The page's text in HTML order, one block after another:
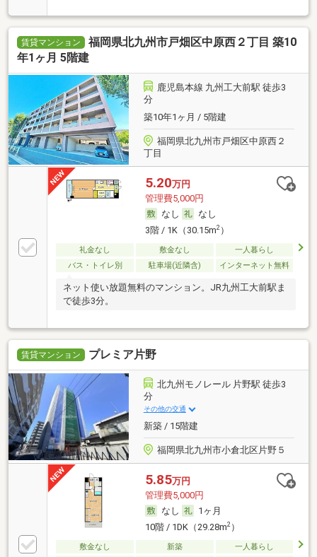
賃貸マンション
福岡県北九州市戸畑区中原西２丁目 築10
年1ヶ月 5階建
鹿児島本線 九州工大前駅 徒歩3
分
築10年1ヶ月 / 5階建
福岡県北九州市戸畑区中原西２
丁目
5.20万円
管理費5,000円
なし
なし
3階 / 1K（30.15m2）
礼金なし 敷金なし
一人暮らし
バス・トイレ別
駐車場(近隣含) インターネット無料
ネット使い放題無料のマンション。JR九州工大前駅ま
で徒歩3分。
賃貸マンション プレミア片野
北九州モノレール 片野駅 徒歩3
分
その他の交通
新築 / 15階建
福岡県北九州市小倉北区片野５
5.85万円
管理費5,000円
なし
1ヶ月
10階 / 1DK（29.28m2）
敷金なし 新築
一人暮らし